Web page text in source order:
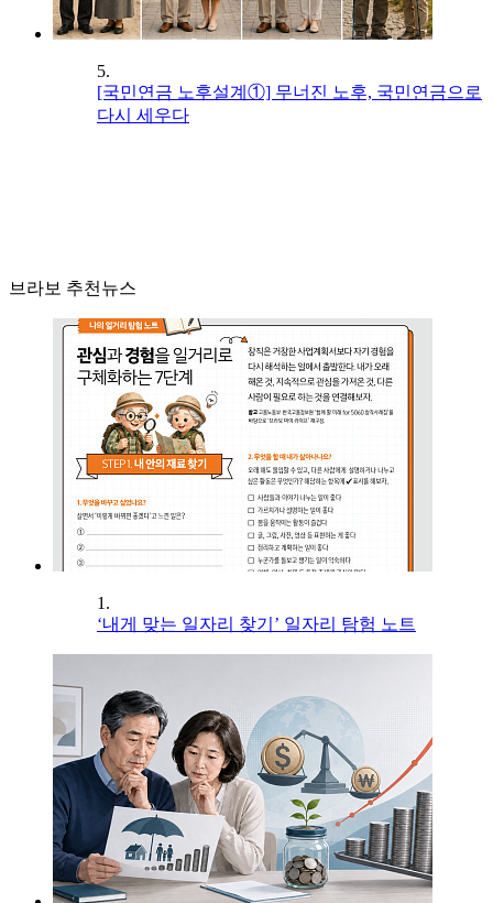
5.
[국민연금 노후설계①] 무너진 노후, 국민연금으로
다시 세우다
브라보 추천뉴스
1.
‘내게 맞는 일자리 찾기’ 일자리 탐험 노트